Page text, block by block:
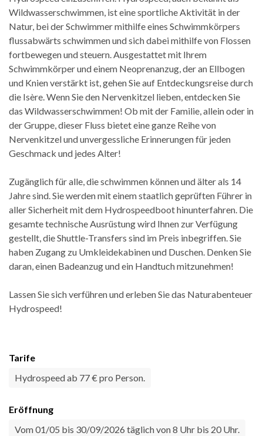
Wildwasserschwimmen, ist eine sportliche Aktivität in der
Natur, bei der Schwimmer mithilfe eines Schwimmkörpers
flussabwärts schwimmen und sich dabei mithilfe von Flossen
fortbewegen und steuern. Ausgestattet mit Ihrem
Schwimmkörper und einem Neoprenanzug, der an Ellbogen
und Knien verstärkt ist, gehen Sie auf Entdeckungsreise durch
die Isère. Wenn Sie den Nervenkitzel lieben, entdecken Sie
das Wildwasserschwimmen! Ob mit der Familie, allein oder in
der Gruppe, dieser Fluss bietet eine ganze Reihe von
Nervenkitzel und unvergessliche Erinnerungen für jeden
Geschmack und jedes Alter!
Zugänglich für alle, die schwimmen können und älter als 14
Jahre sind. Sie werden mit einem staatlich geprüften Führer in
aller Sicherheit mit dem Hydrospeedboot hinunterfahren. Die
gesamte technische Ausrüstung wird Ihnen zur Verfügung
gestellt, die Shuttle-Transfers sind im Preis inbegriffen. Sie
haben Zugang zu Umkleidekabinen und Duschen. Denken Sie
daran, einen Badeanzug und ein Handtuch mitzunehmen!
Lassen Sie sich verführen und erleben Sie das Naturabenteuer
Hydrospeed!
Tarife
Hydrospeed ab 77 € pro Person.
Eröffnung
Vom 01/05 bis 30/09/2026 täglich von 8 Uhr bis 20 Uhr.